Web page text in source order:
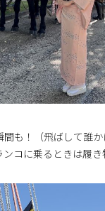
間も！（飛ばして誰
コに乗るときは履き